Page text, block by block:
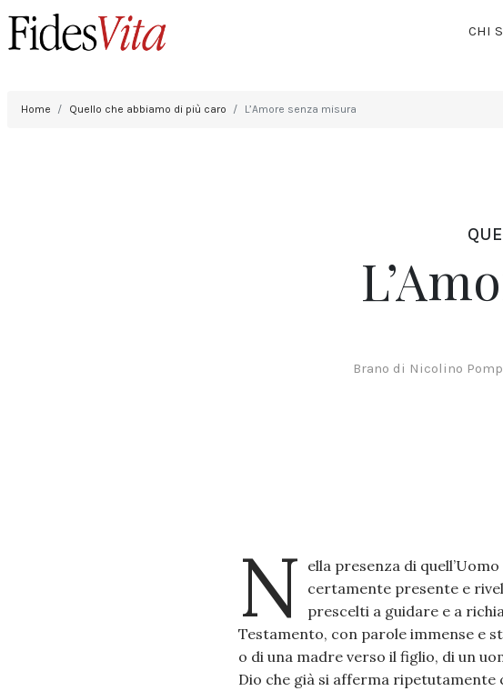
CHI
Home Quello che abbiamo di più caro L’Amore senza misura
Brano di Nicolino
N ella presenza di
certamente presente e
prescelti a guidare e a
Testamento, con parole immense e
o di una madre verso il figlio, di un
Dio che già si afferma ripetutamente